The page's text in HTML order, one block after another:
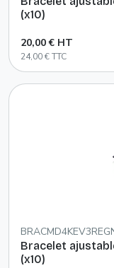
(x10)
20,00 € HT
24,00 € TTC
Bracelet
(x10)